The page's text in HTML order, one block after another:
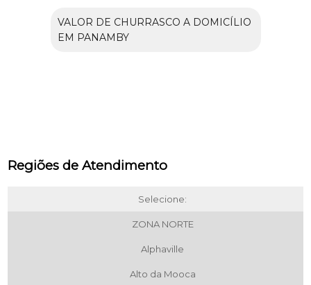
VALOR DE CHURRASCO A DOMICÍLIO
EM PANAMBY
Regiões de Atendimento
Selecione:
ZONA NORTE
Alphaville
Alto da Mooca